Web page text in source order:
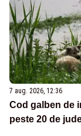
7 aug. 2026, 12:36
Cod galben de
peste 20 de